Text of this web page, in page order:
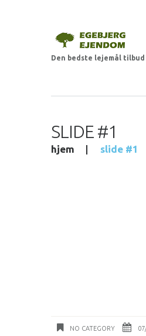
Den bedste lejemål tilbud
SLIDE #1
hjem slide #1
NO CATEGORY